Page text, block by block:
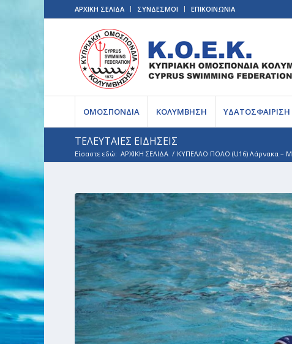
ΑΡΧΙΚΗ ΣΕΛΙΔΑ ΣΥΝΔΕΣΜΟΙ ΕΠΙΚΟΙΝΩΝΙΑ
ΟΜΟΣΠΟΝΔΙΑ ΚΟΛΥΜΒΗΣΗ ΥΔΑΤΟΣΦΑΙΡΙΣΗ
ΤΕΛΕΥΤΑΙΕΣ ΕΙΔΗΣΕΙΣ
Είσαστε εδώ: ΑΡΧΙΚΗ ΣΕΛΙΔΑ / ΚΥΠΕΛΛΟ ΠΟΛΟ (U16) Λάρνακα –